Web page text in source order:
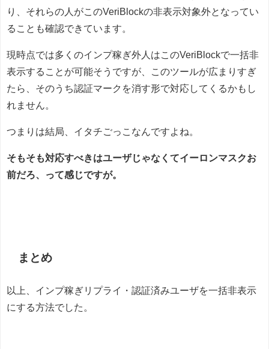
り、それらの人がこのVeriBlockの非表示対象外となってい
ることも確認できています。
現時点では多くのインプ稼ぎ外人はこのVeriBlockで一括非
表示することが可能そうですが、このツールが広まりすぎ
たら、そのうち認証マークを消す形で対応してくるかもし
れません。
つまりは結局、イタチごっこなんですよね。
そもそも対応すべきはユーザじゃなくてイーロンマスクお
前だろ、って感じですが。
まとめ
以上、インプ稼ぎリプライ・認証済みユーザを一括非表示
にする方法でした。